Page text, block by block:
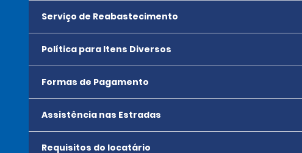
Serviço de Reabastecimento
Política para Itens Diversos
Formas de Pagamento
Assistência nas Estradas
Requisitos do locatário